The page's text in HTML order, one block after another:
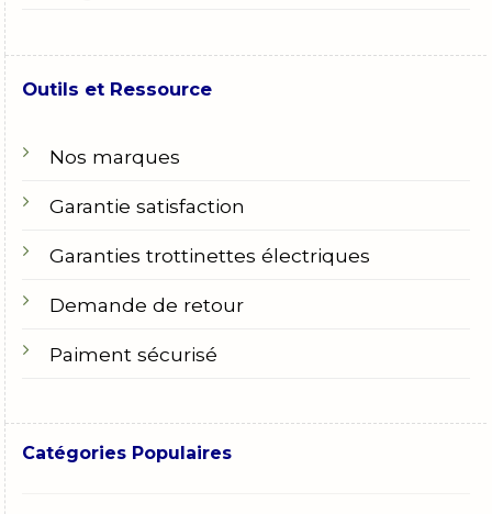
Outils et Ressource
Nos marques
Garantie satisfaction
Garanties trottinettes électriques
Demande de retour
Paiment sécurisé
Catégories Populaires